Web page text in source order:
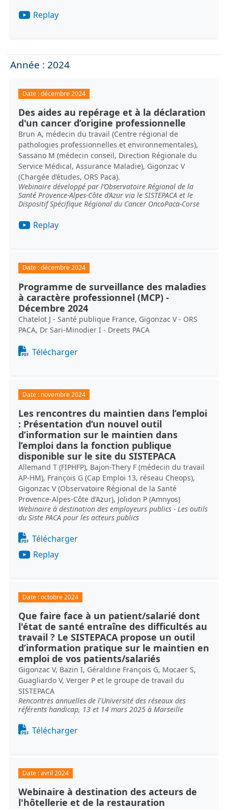
Replay
Année : 2024
Date :décembre 2024
Des aides au repérage et à la déclaration
d'un cancer d’origine professionnelle
Brun A, médecin du travail (Centre régional de
pathologies professionnelles et environnementales),
Sassano M (médecin conseil, Direction Régionale du
Service Médical, Assurance Maladie), Gigonzac V
(Chargée d’études, ORS Paca).
Webinaire développé par l’Observatoire Régional de la
Santé Provence-Alpes-Côte d’Azur via le SISTEPACA et le
Dispositif Spécifique Régional du Cancer OncoPaca-Corse
Replay
Date :décembre 2024
Programme de surveillance des maladies
à caractère professionnel (MCP) -
Décembre 2024
Chatelot J - Santé publique France, Gigonzac V - ORS
PACA, Dr Sari-Minodier I - Dreets PACA
Document
Télécharger
Date : novembre 2024
Les rencontres du maintien dans l’emploi
: Présentation d’un nouvel outil
d’information sur le maintien dans
l’emploi dans la fonction publique
disponible sur le site du SISTEPACA
Allemand T (FIPHFP), Bajon-Thery F (médecin du travail
AP-HM), François G (Cap Emploi 13, réseau Cheops),
Gigonzac V (Observatoire Régional de la Santé
Provence-Alpes-Côte d’Azur), Jolidon P (Amnyos)
Webinaire à destination des employeurs publics - Les outils
du Siste PACA pour les acteurs publics
Document
Télécharger
Replay
Date :octobre 2024
Que faire face à un patient/salarié dont
l'état de santé entraîne des difficultés au
travail ? Le SISTEPACA propose un outil
d’information pratique sur le maintien en
emploi de vos patients/salariés
Gigonzac V, Bazin I, Géraldine François G, Mocaer S,
Guagliardo V, Verger P et le groupe de travail du
SISTEPACA
Rencontres annuelles de l'Université des réseaux des
référents handicap, 13 et 14 mars 2025 à Marseille
Document
Télécharger
Date :avril 2024
Webinaire à destination des acteurs de
l'hôtellerie et de la restauration